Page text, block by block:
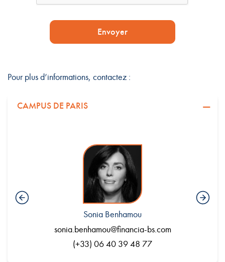
Envoyer
Pour plus d’informations, contactez :
CAMPUS DE PARIS
Sonia Benhamou
sonia.benhamou@financia-bs.com
(+33) 06 40 39 48 77